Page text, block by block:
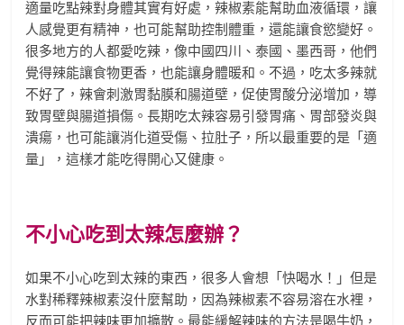
適量吃點辣對身體其實有好處，辣椒素能幫助血液循環，讓
人感覺更有精神，也可能幫助控制體重，還能讓食慾變好。
很多地方的人都愛吃辣，像中國四川、泰國、墨西哥，他們
覺得辣能讓食物更香，也能讓身體暖和。不過，吃太多辣就
不好了，辣會刺激胃黏膜和腸道壁，促使胃酸分泌增加，導
致胃壁與腸道損傷。長期吃太辣容易引發胃痛、胃部發炎與
潰瘍，也可能讓消化道受傷、拉肚子，所以最重要的是「適
量」，這樣才能吃得開心又健康。
不小心吃到太辣怎麼辦？
如果不小心吃到太辣的東西，很多人會想「快喝水！」但是
水對稀釋辣椒素沒什麼幫助，因為辣椒素不容易溶在水裡，
反而可能把辣味更加擴散。最能緩解辣味的方法是喝牛奶，